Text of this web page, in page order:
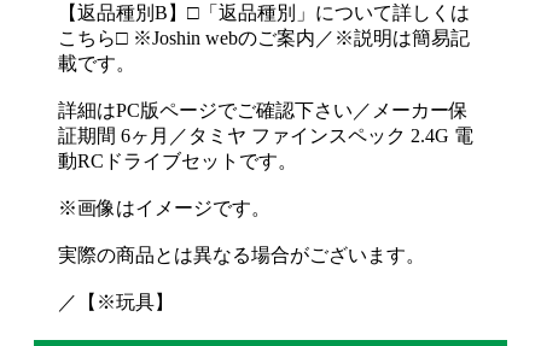
【返品種別B】□「返品種別」について詳しくは
こちら□ ※Joshin webのご案内／※説明は簡易記
載です。
詳細はPC版ページでご確認下さい／メーカー保
証期間 6ヶ月／タミヤ ファインスペック 2.4G 電
動RCドライブセットです。
※画像はイメージです。
実際の商品とは異なる場合がございます。
／【※玩具】